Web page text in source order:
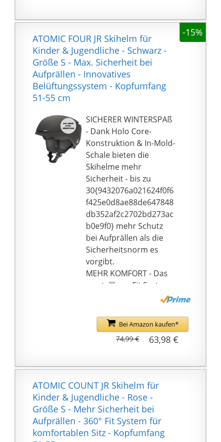
strapazierfähige EPS-
Stress und Druck bei
Stürzen absorbieren.
Für noch mehr Komfort
verfügen die Skihelme
Damen und Herren
Ohrenschützer für
zusätzlichen
Ohrenschutz und
herausnehmbare Vlies-
Innenfutter , die sanft
auf Ihre Haut ist und
einfach
herausgenommen und
gewaschen werden
kann. Ihr neuer Herren-
Skihelm oder Damen-
Skihelm ist echt
sportlich, Skihelm mit
Visier Herren oder
Komfortabler Skihelm
Herren, Damen und
Kinder: Der
Temperaturunterschie
Körper kann das
Unbehagen während
des Skitages erhöhen.
Deshalb verfügt unser
Skihelm für Damen
über sorgfältig
-15%
ATOMIC FOUR JR Skihelm für
Kinder & Jugendliche - Schwarz -
Größe S - Max. Sicherheit bei
Aufprällen - Innovatives
Belüftungssystem - Kopfumfang
51-55 cm
SICHERER WINTERSPAß
- Dank Holo Core-
Konstruktion & In-Mold-
Schale bieten die
Skihelme mehr
Sicherheit - bis zu
30{9432076a021624f0f6
f425e0d8ae88de647848
db352af2c2702bd273ac
b0e9f0} mehr Schutz
bei Aufprällen als die
Sicherheitsnorm es
vorgibt.
MEHR KOMFORT - Das
verstellbare Fit System
mit Einstellrad an der
dass der Snowboard-
Helm sich an jede
Kopfform anpasst &
ATMUNGSAKTIV - Unser
Active Aircon-
Belüftungssystem im
Kinderhelm überzeugt
durch breite Luftkanäle
in jeder Schicht der
Helme - so kann warme
Bei Amazon kaufen*
63,98 €
74,99 €
ATOMIC COUNT JR Skihelm für
Kinder & Jugendliche - Rose -
Größe S - Mehr Sicherheit bei
Aufprällen - 360° Fit System für
komfortablen Sitz - Kopfumfang